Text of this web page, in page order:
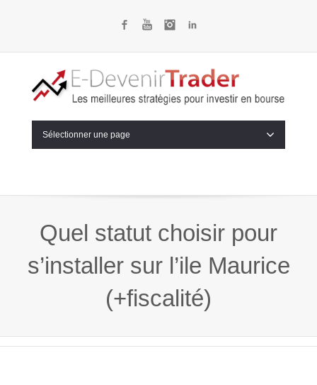
FacebookYouTubeInstagram
Sélectionner une page
Quel statut choisir pour
s’installer sur l’ile Maurice
(+fiscalité)